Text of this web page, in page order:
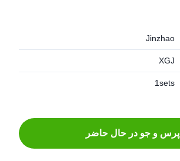
Jinzhao
XGJ
1sets
پرس و جو در حال حاضر